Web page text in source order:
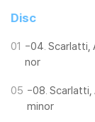
Disc
01 -04. Scarlatti,
nor
05 -08. Scarlatti,
minor